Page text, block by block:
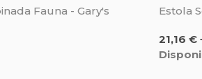
Fauna - Gary's Estola
Precio
21,16 €